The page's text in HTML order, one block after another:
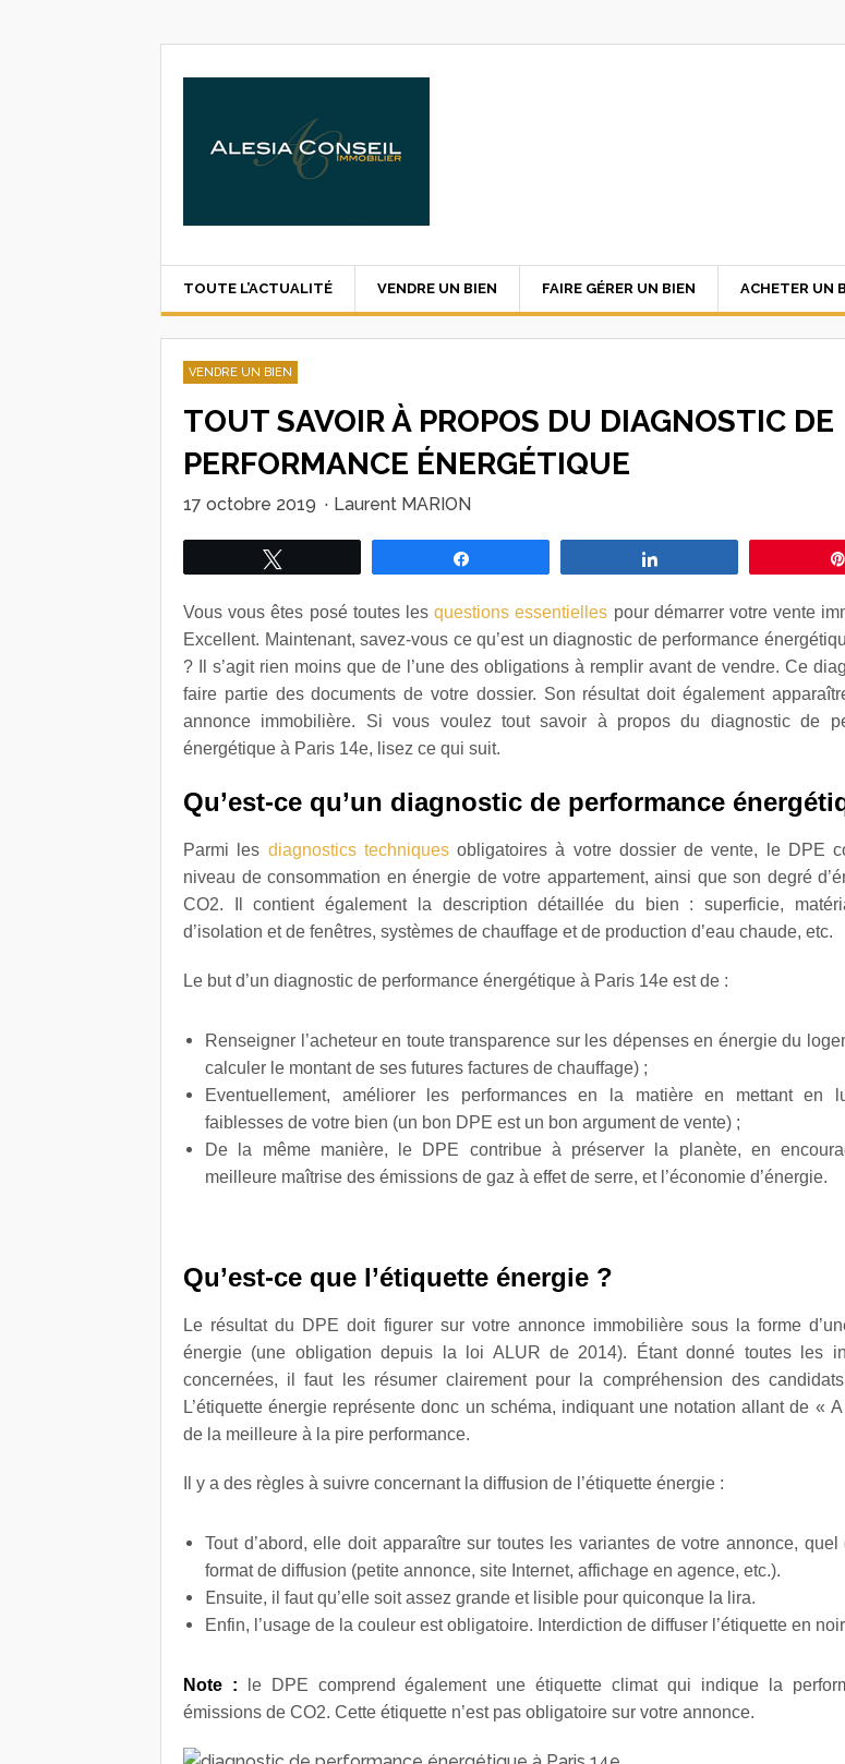
TOUTE L’ACTUALITÉ VENDRE UN BIEN FAIRE GÉRER UN BIEN ACHETER UN
VENDRE UN BIEN
TOUT SAVOIR À PROPOS DU DIAGNOSTIC DE
PERFORMANCE ÉNERGÉTIQUE
17 octobre 2019 · Laurent MARION
Vous vous êtes posé toutes lesquestions essentielles pour démarrer votre vente
Excellent. Maintenant, savez-vous ce qu’est un diagnostic de performance
? Il s’agit rien moins que de l’une des obligations à remplir avant de vendre. Ce
faire partie des documents de votre dossier. Son résultat doit également
annonce immobilière. Si vous voulez tout savoir à propos du diagnostic de
énergétique à Paris 14e, lisez ce qui suit.
Qu’est-ce qu’un diagnostic de performance
Parmi les diagnostics techniquesobligatoires à votre dossier de vente, le DPE
niveau de consommation en énergie de votre appartement, ainsi que son degré
CO2. Il contient également la description détaillée du bien : superficie,
d’isolation et de fenêtres, systèmes de chauffage et de production d’eau chaude, etc.
Le but d’un diagnostic de performance énergétique à Paris 14e est de :
Renseigner l’acheteur en toute transparence sur les dépenses en énergie du
calculer le montant de ses futures factures de chauffage) ;
Eventuellement, améliorer les performances en la matière en mettant en
faiblesses de votre bien (un bon DPE est un bon argument de vente) ;
De la même manière, le DPE contribue à préserver la planète, en
meilleure maîtrise des émissions de gaz à effet de serre, et l’économie d’énergie.
Qu’est-ce que l’étiquette énergie ?
Le résultat du DPE doit figurer sur votre annonce immobilière sous la forme
énergie (une obligation depuis la loi ALUR de 2014). Étant donné toutes les
concernées, il faut les résumer clairement pour la compréhension des candidats
L’étiquette énergie représente donc un schéma, indiquant une notation allant de «
de la meilleure à la pire performance.
Il y a des règles à suivre concernant la diffusion de l’étiquette énergie :
Tout d’abord, elle doit apparaître sur toutes les variantes de votre annonce,
format de diffusion (petite annonce, site Internet, affichage en agence, etc.).
Ensuite, il faut qu’elle soit assez grande et lisible pour quiconque la lira.
Enfin, l’usage de la couleur est obligatoire. Interdiction de diffuser l’étiquette en
Note : le DPE comprend également une étiquette climat qui indique la
émissions de CO2. Cette étiquette n’est pas obligatoire sur votre annonce.